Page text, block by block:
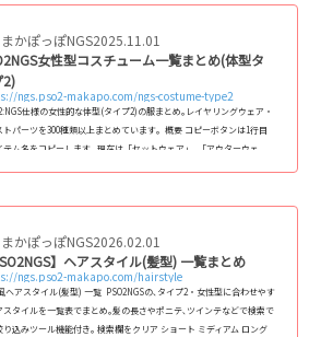
サンプルボイスはPCでの試聴を推奨しており、環境によってはご利
ない場合があります。※音声が再生できない場合は、セキュリティソ
まかぽっぽNGS2025.11.01
女性型コスチューム一覧まとめ(体型タ
2)
ngs.pso2-makapo.com/ngs-costume-type2
仕様の女性的な体型(タイプ2)の服まとめ｡レイヤリングウェア・
トパーツを300種類以上まとめています｡ 概要 コピーボタンは1行目
テム名をコピーします｡ 現在は「セットウェア」､「アウターウェ
の衣装の「カラーバリエーション」､「装飾の非表示箇所」､「カラー
所」が確認できる詳細なページに飛びます｡ (adsbygoogle = windo
まかぽっぽNGS2026.02.01
】ヘアスタイル(髪型) 一覧まとめ
ngs.pso2-makapo.com/hairstyle
ヘアスタイル(髪型) 一覧 PSO2NGSの､タイプ2・女性型に合わせやす
スタイルを一覧表でまとめ｡髪の長さやポニテ､ツインテなどで検索で
り込みツール機能付き｡ 検索欄をクリア ショート ミディアム ロング